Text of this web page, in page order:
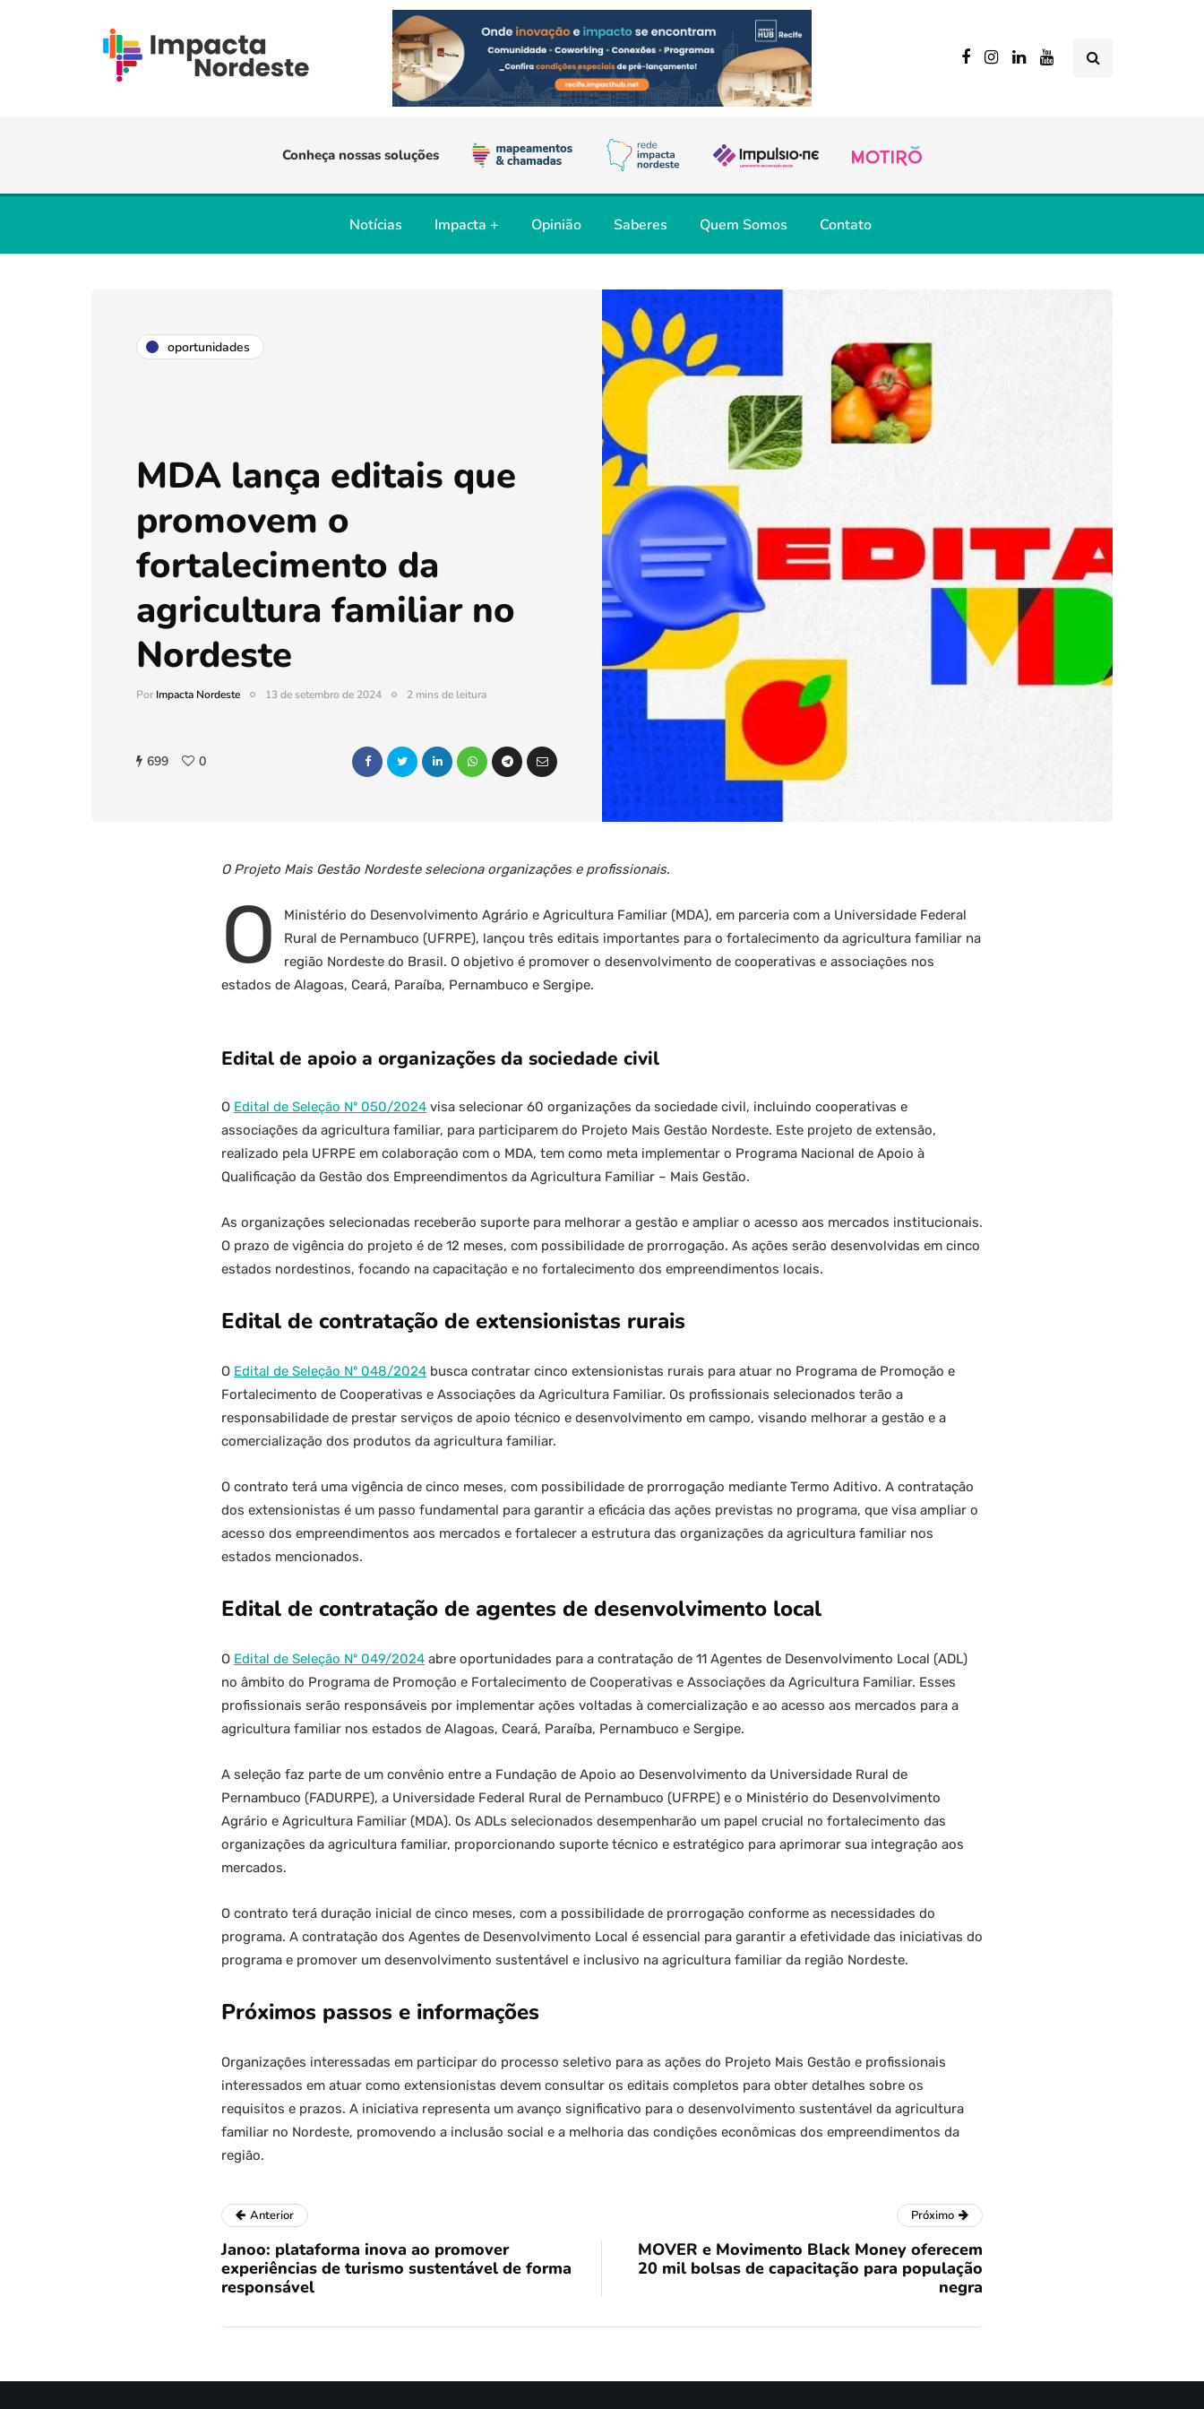
Conheça nossas soluções
Notícias Impacta + Opinião Saberes Quem Somos Contato
oportunidades
MDA lança editais que
promovem o
fortalecimento da
agricultura familiar no
Nordeste
PorImpacta Nordeste 13 de setembro de 2024 2 mins de leitura
699 0
O Projeto Mais Gestão Nordeste seleciona organizações e profissionais.
O
Ministério do Desenvolvimento Agrário e Agricultura Familiar (MDA), em parceria com a Universidade Federal
Rural de Pernambuco (UFRPE), lançou três editais importantes para o fortalecimento da agricultura familiar na
região Nordeste do Brasil. O objetivo é promover o desenvolvimento de cooperativas e associações nos
estados de Alagoas, Ceará, Paraíba, Pernambuco e Sergipe.
Edital de apoio a organizações da sociedade civil
O Edital de Seleção Nº 050/2024 visa selecionar 60 organizações da sociedade civil, incluindo cooperativas e
associações da agricultura familiar, para participarem do Projeto Mais Gestão Nordeste. Este projeto de extensão,
realizado pela UFRPE em colaboração com o MDA, tem como meta implementar o Programa Nacional de Apoio à
Qualificação da Gestão dos Empreendimentos da Agricultura Familiar – Mais Gestão.
As organizações selecionadas receberão suporte para melhorar a gestão e ampliar o acesso aos mercados institucionais.
O prazo de vigência do projeto é de 12 meses, com possibilidade de prorrogação. As ações serão desenvolvidas em cinco
estados nordestinos, focando na capacitação e no fortalecimento dos empreendimentos locais.
Edital de contratação de extensionistas rurais
O Edital de Seleção Nº 048/2024 busca contratar cinco extensionistas rurais para atuar no Programa de Promoção e
Fortalecimento de Cooperativas e Associações da Agricultura Familiar. Os profissionais selecionados terão a
responsabilidade de prestar serviços de apoio técnico e desenvolvimento em campo, visando melhorar a gestão e a
comercialização dos produtos da agricultura familiar.
O contrato terá uma vigência de cinco meses, com possibilidade de prorrogação mediante Termo Aditivo. A contratação
dos extensionistas é um passo fundamental para garantir a eficácia das ações previstas no programa, que visa ampliar o
acesso dos empreendimentos aos mercados e fortalecer a estrutura das organizações da agricultura familiar nos
estados mencionados.
Edital de contratação de agentes de desenvolvimento local
O Edital de Seleção Nº 049/2024 abre oportunidades para a contratação de 11 Agentes de Desenvolvimento Local (ADL)
no âmbito do Programa de Promoção e Fortalecimento de Cooperativas e Associações da Agricultura Familiar. Esses
profissionais serão responsáveis por implementar ações voltadas à comercialização e ao acesso aos mercados para a
agricultura familiar nos estados de Alagoas, Ceará, Paraíba, Pernambuco e Sergipe.
A seleção faz parte de um convênio entre a Fundação de Apoio ao Desenvolvimento da Universidade Rural de
Pernambuco (FADURPE), a Universidade Federal Rural de Pernambuco (UFRPE) e o Ministério do Desenvolvimento
Agrário e Agricultura Familiar (MDA). Os ADLs selecionados desempenharão um papel crucial no fortalecimento das
organizações da agricultura familiar, proporcionando suporte técnico e estratégico para aprimorar sua integração aos
mercados.
O contrato terá duração inicial de cinco meses, com a possibilidade de prorrogação conforme as necessidades do
programa. A contratação dos Agentes de Desenvolvimento Local é essencial para garantir a efetividade das iniciativas do
programa e promover um desenvolvimento sustentável e inclusivo na agricultura familiar da região Nordeste.
Próximos passos e informações
Organizações interessadas em participar do processo seletivo para as ações do Projeto Mais Gestão e profissionais
interessados em atuar como extensionistas devem consultar os editais completos para obter detalhes sobre os
requisitos e prazos. A iniciativa representa um avanço significativo para o desenvolvimento sustentável da agricultura
familiar no Nordeste, promovendo a inclusão social e a melhoria das condições econômicas dos empreendimentos da
região.
Anterior
Janoo: plataforma inova ao promover
experiências de turismo sustentável de forma
responsável
Próximo
MOVER e Movimento Black Money oferecem
20 mil bolsas de capacitação para população
negra